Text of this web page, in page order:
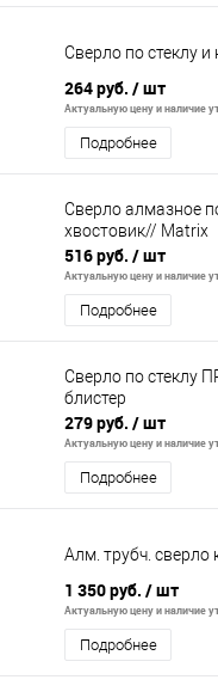
Сверло по стеклу
264 руб. / шт
Актуальную цену и наличие
Подробнее
Сверло алмазное
хвостовик// Matrix
516 руб. / шт
Актуальную цену и наличие
Подробнее
Сверло по стеклу
блистер
279 руб. / шт
Актуальную цену и наличие
Подробнее
Алм. трубч. сверло
1 350 руб. / шт
Актуальную цену и наличие
Подробнее